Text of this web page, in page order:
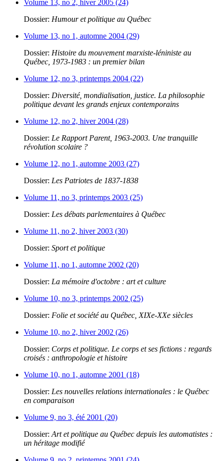
Volume 13, no 2, hiver 2005 (24)
Dossier: Humour et politique au Québec
Volume 13, no 1, automne 2004 (29)
Dossier: Histoire du mouvement marxiste-léniniste au
Québec, 1973-1983 : un premier bilan
Volume 12, no 3, printemps 2004 (22)
Dossier: Diversité, mondialisation, justice. La philosophie
politique devant les grands enjeux contemporains
Volume 12, no 2, hiver 2004 (28)
Dossier: Le Rapport Parent, 1963-2003. Une tranquille
révolution scolaire ?
Volume 12, no 1, automne 2003 (27)
Dossier: Les Patriotes de 1837-1838
Volume 11, no 3, printemps 2003 (25)
Dossier: Les débats parlementaires à Québec
Volume 11, no 2, hiver 2003 (30)
Dossier: Sport et politique
Volume 11, no 1, automne 2002 (20)
Dossier: La mémoire d'octobre : art et culture
Volume 10, no 3, printemps 2002 (25)
Dossier: Folie et société au Québec, XIXe-XXe siècles
Volume 10, no 2, hiver 2002 (26)
Dossier: Corps et politique. Le corps et ses fictions : regards
croisés : anthropologie et histoire
Volume 10, no 1, automne 2001 (18)
Dossier: Les nouvelles relations internationales : le Québec
en comparaison
Volume 9, no 3, été 2001 (20)
Dossier: Art et politique au Québec depuis les automatistes :
un héritage modifié